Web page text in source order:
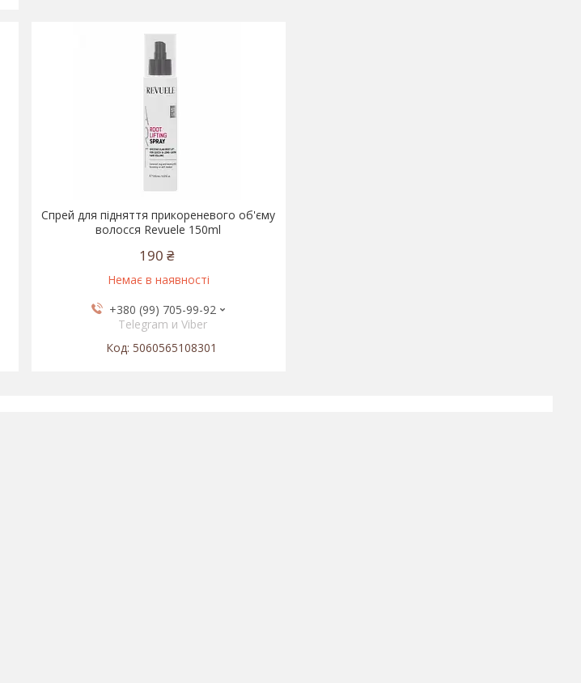
Спрей для підняття прикореневого об'єму
волосся Revuele 150ml
190 ₴
Немає в наявності
+380 (99) 705-99-92
Telegram и Viber
5060565108301